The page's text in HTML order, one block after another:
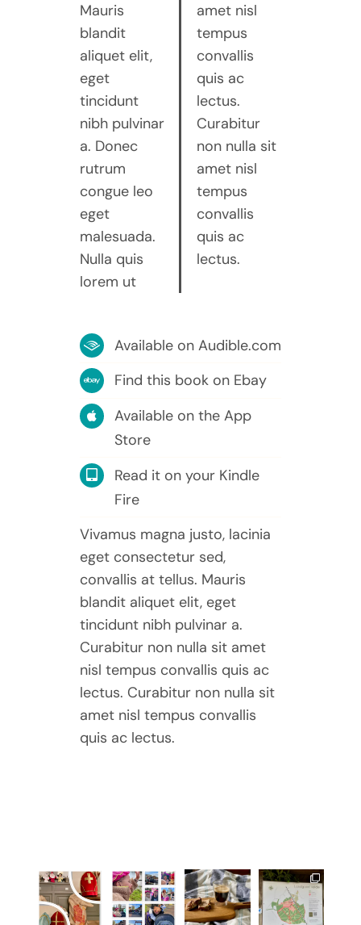
Mauris
blandit
aliquet elit,
eget
tincidunt
nibh pulvinar
a. Donec
rutrum
congue leo
eget
malesuada.
Nulla quis
lorem ut
amet nisl
tempus
convallis
quis ac
lectus.
Curabitur
non nulla sit
amet nisl
tempus
convallis
quis ac
lectus.
Available on Audible.com
Find this book on Ebay
Available on the App
Store
Read it on your Kindle
Fire
Vivamus magna justo, lacinia
eget consectetur sed,
convallis at tellus. Mauris
blandit aliquet elit, eget
tincidunt nibh pulvinar a.
Curabitur non nulla sit amet
nisl tempus convallis quis ac
lectus. Curabitur non nulla sit
amet nisl tempus convallis
quis ac lectus.